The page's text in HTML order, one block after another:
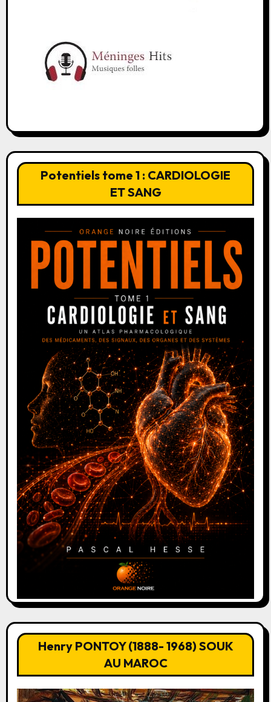
Potentiels tome 1 : CARDIOLOGIE
ET SANG
Henry PONTOY (1888- 1968) SOUK
AU MAROC